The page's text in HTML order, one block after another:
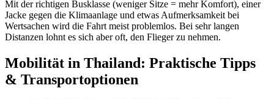
Mit der richtigen Busklasse (weniger Sitze = mehr Komfort), einer
Jacke gegen die Klimaanlage und etwas Aufmerksamkeit bei
Wertsachen wird die Fahrt meist problemlos. Bei sehr langen
Distanzen lohnt es sich aber oft, den Flieger zu nehmen.
Mobilität in Thailand: Praktische Tipps
& Transportoptionen